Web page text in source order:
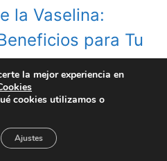
la Vaselina:
para Tu
Diaria
Familiar
limón
la mejor experiencia en
cookies utilizamos o
Ajustes